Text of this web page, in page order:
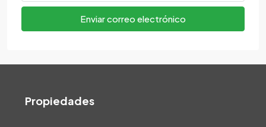
Enviar correo electrónico
Propiedades